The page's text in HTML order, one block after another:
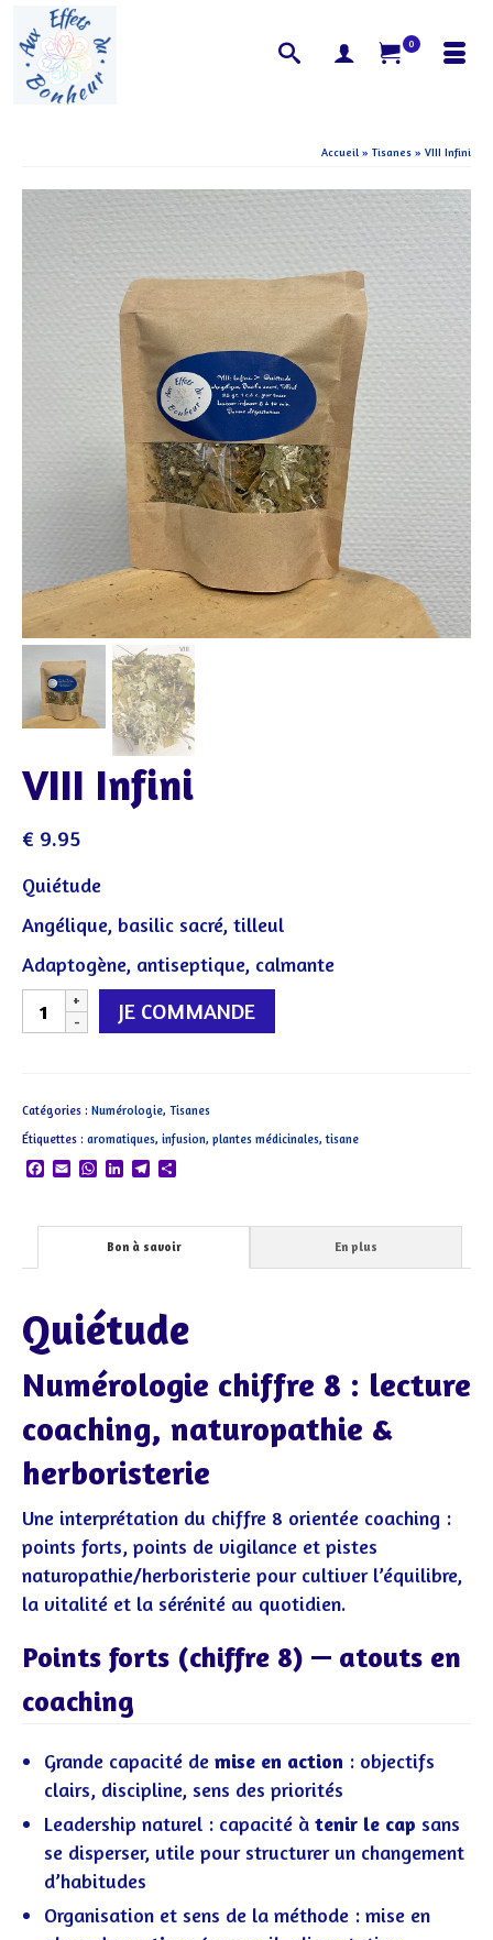
0
Accueil » Tisanes » VIII Infini
VIII Infini
€ 9.95
Quiétude
Angélique, basilic sacré, tilleul
Adaptogène, antiseptique, calmante
quantité
de
JE COMMANDE
Catégories : Numérologie, Tisanes
Étiquettes : aromatiques, infusion, plantes médicinales,tisane
Facebook
EmailWhatsApp
LinkedInTelegram
Bon à savoir En plus
Quiétude
Numérologie chiffre 8 : lecture
coaching, naturopathie &
herboristerie
Une interprétation du chiffre 8 orientée coaching :
points forts, points de vigilance et pistes
naturopathie/herboristerie pour cultiver l’équilibre,
la vitalité et la sérénité au quotidien.
Points forts (chiffre 8) — atouts en
coaching
Grande capacité de mise en action : objectifs
clairs, discipline, sens des priorités
Leadership naturel : capacité à tenir le cap sans
se disperser, utile pour structurer un changement
d’habitudes
Organisation et sens de la méthode : mise en